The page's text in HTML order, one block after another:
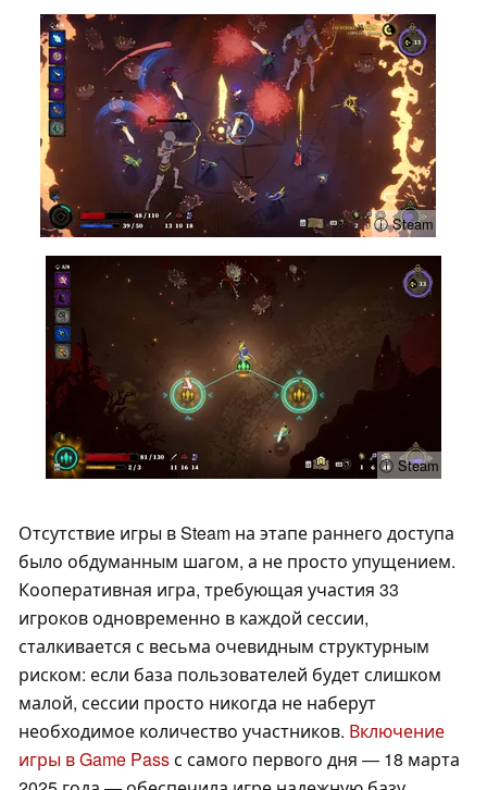
ⓘ Steam
ⓘ Steam
Отсутствие игры в Steam на этапе раннего доступа
было обдуманным шагом, а не просто упущением.
Кооперативная игра, требующая участия 33
игроков одновременно в каждой сессии,
сталкивается с весьма очевидным структурным
риском: если база пользователей будет слишком
малой, сессии просто никогда не наберут
необходимое количество участников. Включение
игры в Game Passс самого первого дня — 18 марта